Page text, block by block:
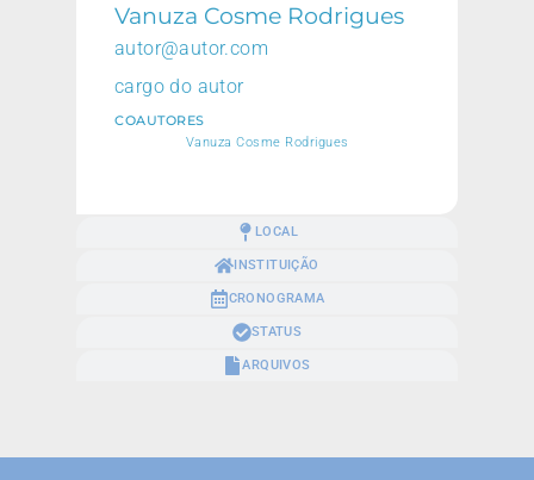
LOCAL
INSTITUIÇÃO
CRONOGRAMA
STATUS
ARQUIVOS
Vanuza Cosme Rodrigues
autor@autor.com
cargo do autor
COAUTORES
Vanuza Cosme Rodrigues